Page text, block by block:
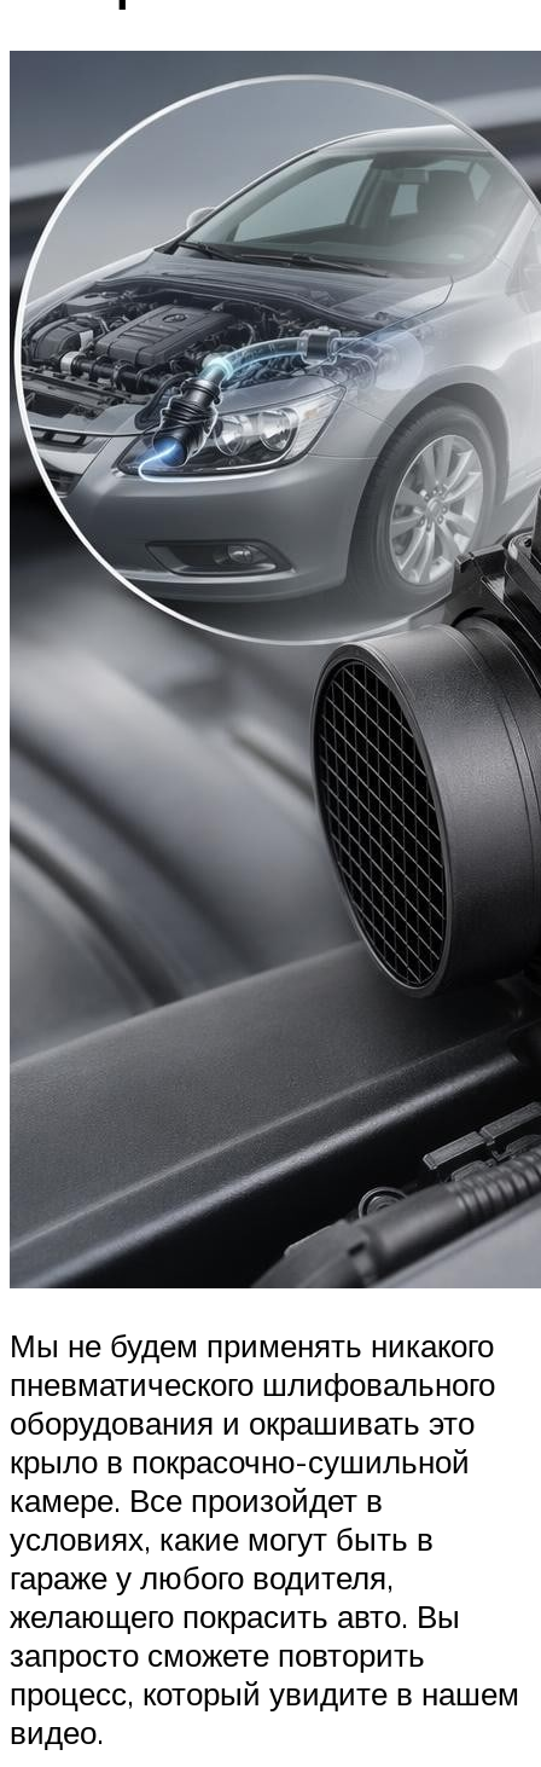
Мы не будем применять никакого
пневматического шлифовального
оборудования и окрашивать это
крыло в покрасочно-сушильной
камере. Все произойдет в
условиях, какие могут быть в
гараже у любого водителя,
желающего покрасить авто. Вы
запросто сможете повторить
процесс, который увидите в нашем
видео.